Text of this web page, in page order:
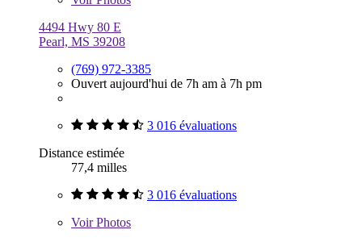
4494 Hwy 80 E
Pearl, MS 39208
(769) 972-3385
Ouvert aujourd'hui de 7h am à 7h pm
3 016 évaluations
Distance estimée
77,4 milles
3 016 évaluations
VoirPhotos